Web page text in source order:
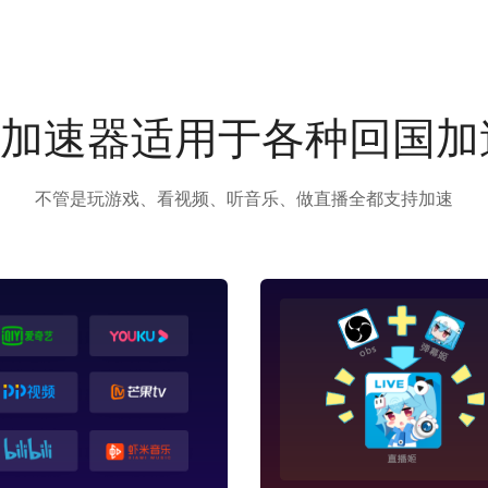
速器适用于各种回国
不管是玩游戏、看视频、听音乐、做直播全都支持加速